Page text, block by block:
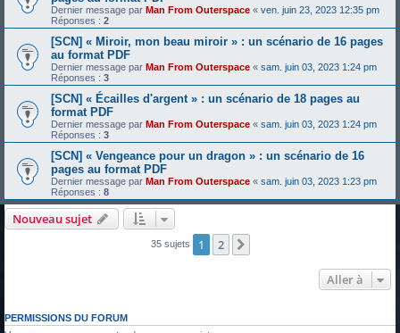
Dernier message par Man From Outerspace « ven. juin 23, 2023 12:35 pm
Réponses : 2
[SCN] « Miroir, mon beau miroir » : un scénario de 16 pages
au format PDF
Dernier message par Man From Outerspace « sam. juin 03, 2023 1:24 pm
Réponses : 3
[SCN] « Écailles d'argent » : un scénario de 18 pages au
format PDF
Dernier message par Man From Outerspace « sam. juin 03, 2023 1:24 pm
Réponses : 3
[SCN] « Vengeance pour un dragon » : un scénario de 16
pages au format PDF
Dernier message par Man From Outerspace « sam. juin 03, 2023 1:23 pm
Réponses : 8
Nouveau sujet
35 sujets 1 2
Aller à
PERMISSIONS DU FORUM